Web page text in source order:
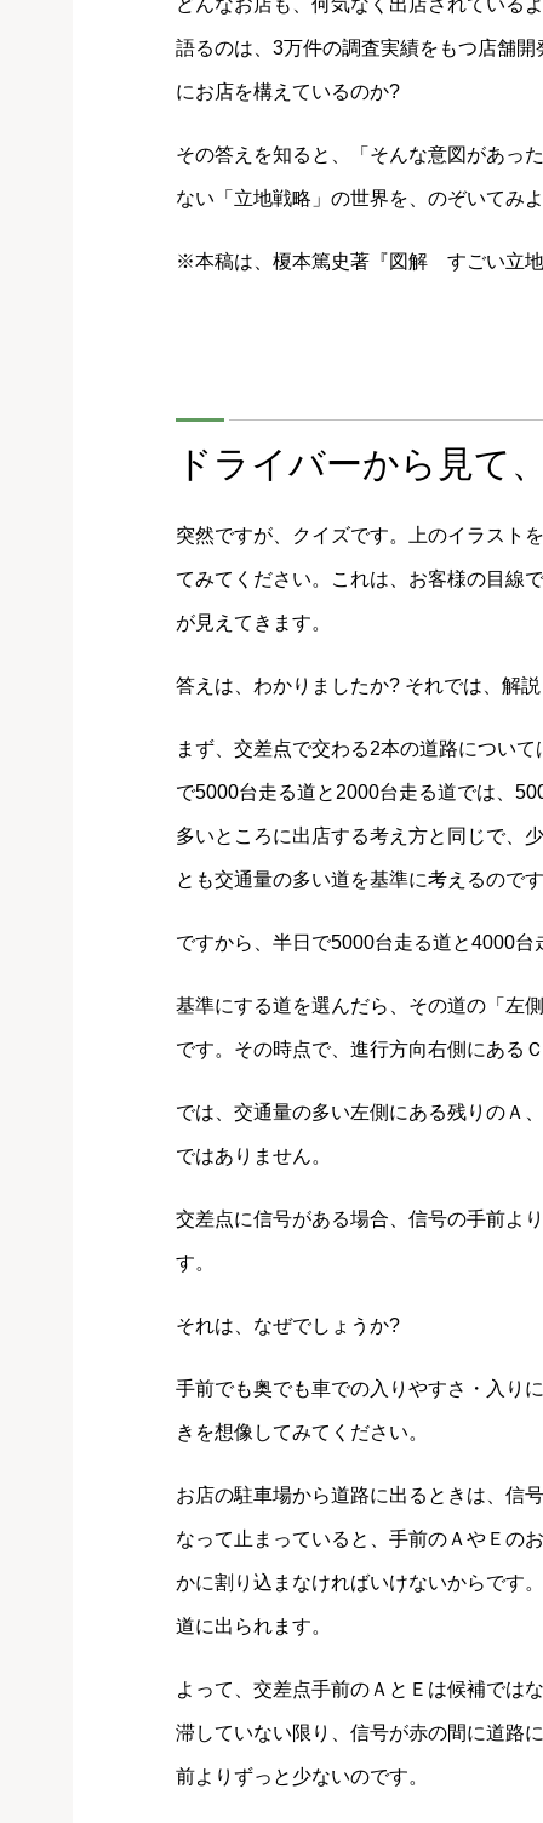
どんなお店も、何気なく出店されている
語るのは、3万件の調査実績をもつ店舗
にお店を構えているのか?
その答えを知ると、「そんな意図があっ
ない「立地戦略」の世界を、のぞいてみ
※本稿は、榎本篤史著『図解 すごい立
ドライバーから見て
突然ですが、クイズです。上のイラスト
てみてください。これは、お客様の目線
が見えてきます。
答えは、わかりましたか? それでは、解
まず、交差点で交わる2本の道路につい
で5000台走る道と2000台走る道では、
多いところに出店する考え方と同じで、
とも交通量の多い道を基準に考えるので
ですから、半日で5000台走る道と4000
基準にする道を選んだら、その道の「左
です。その時点で、進行方向右側にある
では、交通量の多い左側にある残りのＡ
ではありません。
交差点に信号がある場合、信号の手前よ
す。
それは、なぜでしょうか?
手前でも奥でも車での入りやすさ・入り
きを想像してみてください。
お店の駐車場から道路に出るときは、信
なって止まっていると、手前のＡやＥの
かに割り込まなければいけないからです
道に出られます。
よって、交差点手前のＡとＥは候補では
滞していない限り、信号が赤の間に道路
前よりずっと少ないのです。